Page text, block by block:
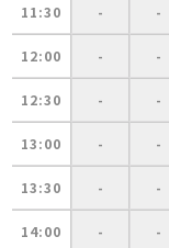
11:30 - -
12:00 - -
12:30 - -
13:00 - -
13:30 - -
14:00 - -